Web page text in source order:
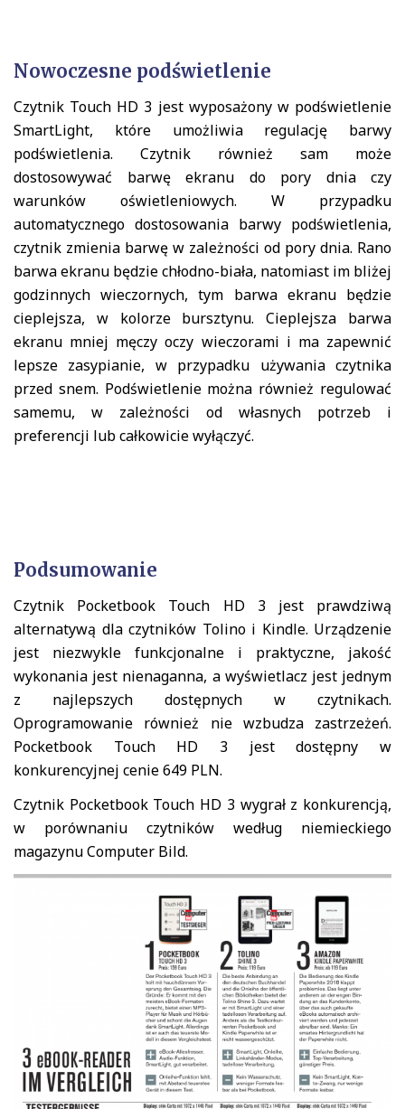
Nowoczesne podświetlenie
Czytnik Touch HD 3 jest wyposażony w podświetlenie
SmartLight, które umożliwia regulację barwy
podświetlenia. Czytnik również sam może
dostosowywać barwę ekranu do pory dnia czy
warunków oświetleniowych. W przypadku
automatycznego dostosowania barwy podświetlenia,
czytnik zmienia barwę w zależności od pory dnia. Rano
barwa ekranu będzie chłodno-biała, natomiast im bliżej
godzinnych wieczornych, tym barwa ekranu będzie
cieplejsza, w kolorze bursztynu. Cieplejsza barwa
ekranu mniej męczy oczy wieczorami i ma zapewnić
lepsze zasypianie, w przypadku używania czytnika
przed snem. Podświetlenie można również regulować
samemu, w zależności od własnych potrzeb i
preferencji lub całkowicie wyłączyć.
Podsumowanie
Czytnik Pocketbook Touch HD 3 jest prawdziwą
alternatywą dla czytników Tolino i Kindle. Urządzenie
jest niezwykle funkcjonalne i praktyczne, jakość
wykonania jest nienaganna, a wyświetlacz jest jednym
z najlepszych dostępnych w czytnikach.
Oprogramowanie również nie wzbudza zastrzeżeń.
Pocketbook Touch HD 3 jest dostępny w
konkurencyjnej cenie 649 PLN.
Czytnik Pocketbook Touch HD 3 wygrał z konkurencją,
w porównaniu czytników według niemieckiego
magazynu Computer Bild.